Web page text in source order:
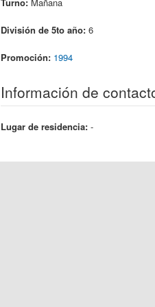
División de 5to año: 6
Promoción: 1994
Información de
Lugar de residencia: -